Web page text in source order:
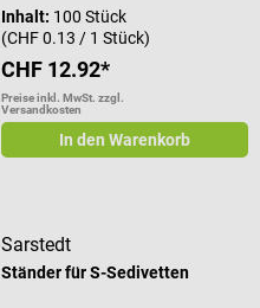
Inhalt: 100 Stück
(CHF 0.13 / 1 Stück)
CHF 12.92*
Preise inkl. MwSt. zzgl.
Versandkosten
In den Warenkorb
Sarstedt
Ständer für S-Sedivetten